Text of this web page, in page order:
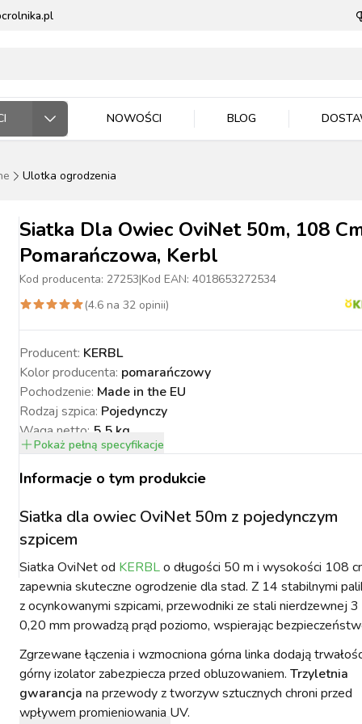
ROBOCZE
WIADRA,
I
ARTYKUŁY
PIES KOT PTAKI
MASZYNKI DO
DLA
PAKUJEMY SIĘ NA
MUCHY W STAJNI.
NOWOŚCI KERBL
NAWOZY ZIEMIA I PODŁOŻA
BYDŁO TRZODA DRÓB
POMIAROWE
BYDŁO TRZODA DRÓB
NOWOŚCI BLOG
Ulotka ogrodzenia
Siatka Dla Owiec OviNet 50m, 108
Pomarańczowa, Kerbl
Kod producenta: 27253|Kod EAN: 4018653272534
(4.6 na 32 opinii)
Producent: KERBL
Kolor producenta: pomarańczowy
Pochodzenie: Made in the EU
Rodzaj szpica: Pojedynczy
Waga netto: 5.5 kg
Długość:50 m
Wysokość : 108 cm
Pokaż pełną specyfikacje
Informacje o tym produkcie
Siatka dla owiec OviNet 50m z pojedynczym
szpicem
Siatka OviNet od KERBLo długości 50 m i wysokości 108
zapewnia skuteczne ogrodzenie dla stad. Z 14 stabilnymi
z ocynkowanymi szpicami, przewodniki ze stali nierdzewnej 3
0,20 mm prowadzą prąd poziomo, wspierając
Zgrzewane łączenia i wzmocniona górna linka dodają
górny izolator zabezpiecza przed obluzowaniem. Trzyletnia
gwarancja na przewody z tworzyw sztucznych chroni przed
wpływem promieniowania UV.